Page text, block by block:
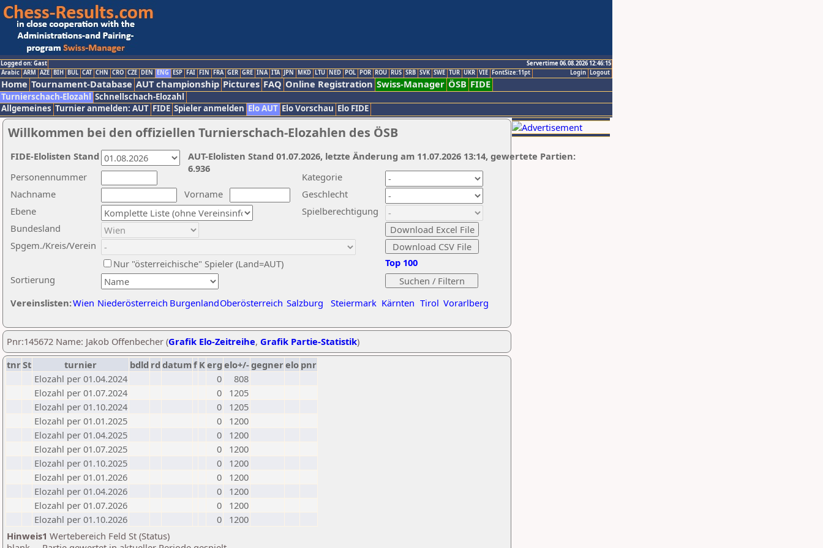
Logged on: Gast
Servertime 06.08.2026 12:46:15
Logout
Login
Arabic ARM AZE BIH BUL CAT CHN CRO CZE DEN ENG ESP FAI FIN FRA GER GRE INA ITA JPN MKD LTU NED POL POR ROU RUS SRB SVK SWE TUR UKR VIE FontSize:11pt
Home Tournament-Database AUT championship Pictures FAQ Online Registration Swiss-Manager ÖSB FIDE
Turnierschach-Elozahl Schnellschach-Elozahl
Allgemeines Turnier anmelden: AUT FIDE Spieler anmelden Elo AUT Elo Vorschau Elo FIDE
Willkommen bei den offiziellen Turnierschach-Elozahlen des ÖSB
Nachname
Vorname
Ebene
Kategorie
Sortierung
Personennummer
Bundesland
Spgem./Kreis/Verein
Geschlecht
Nur "österreichische" Spieler (Land=AUT)
Spielberechtigung
Vereinslisten:Wien Niederösterreich BurgenlandOberösterreich Salzburg Steiermark Kärnten Tirol Vorarlberg
Top 100
AUT-Elolisten Stand 01.07.2026, letzte Änderung am 11.07.2026 13:14, gewertete Partien:
6.936
FIDE-Elolisten Stand
Pnr:145672 Name: Jakob Offenbecher (Grafik Elo-Zeitreihe, Grafik Partie-Statistik)
tnrSt turnier bdld rd datumf Kerg elo+/-gegnerelo pnr
Elozahl per 01.04.2024
0
808
Elozahl per 01.07.2024
0
1205
Elozahl per 01.10.2024
0
1205
Elozahl per 01.01.2025
0
1200
Elozahl per 01.04.2025
0
1200
Elozahl per 01.07.2025
0
1200
Elozahl per 01.10.2025
0
1200
Elozahl per 01.01.2026
0
1200
Elozahl per 01.04.2026
0
1200
Elozahl per 01.07.2026
0
1200
Elozahl per 01.10.2026
0
1200
Hinweis1 Wertebereich Feld St (Status)